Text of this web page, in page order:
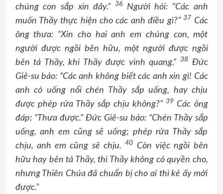
chúng con sắp xin đây.”
36Người hỏi: “Các anh
muốn Thầy thực hiện cho các anh điều gì?”37 Các
ông thưa: “Xin cho hai anh em chúng con, một
người được ngồi bên hữu, một người được ngồi
bên tả Thầy, khi Thầy được vinh quang.” 38 Đức
Giê-su bảo: “Các anh không biết các anh xin gì! Các
anh có uống nổi chén Thầy sắp uống, hay chịu
được phép rửa Thầy sắp chịu không?”39 Các ông
đáp: “Thưa được.” Đức Giê-su bảo: “Chén Thầy sắp
uống, anh em cũng sẽ uống; phép rửa Thầy sắp
chịu, anh em cũng sẽ chịu.40
Còn việc ngồi bên
hữu hay bên tả Thầy, thì Thầy không có quyền cho,
nhưng Thiên Chúa đã chuẩn bị cho ai thì kẻ ấy mới
được.”